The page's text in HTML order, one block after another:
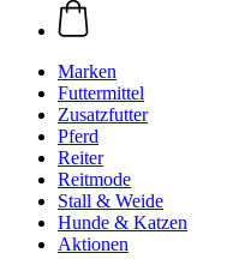
Marken
Futtermittel
Zusatzfutter
Pferd
Reiter
Reitmode
Stall & Weide
Hunde & Katzen
Aktionen